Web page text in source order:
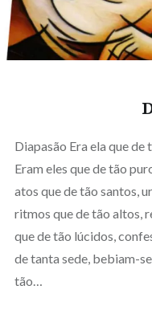
Diapasão Era ela que
Eram eles que de tão
atos que de tão santos,
ritmos que de tão altos,
que de tão lúcidos,
de tanta sede, bebiam-
tão…